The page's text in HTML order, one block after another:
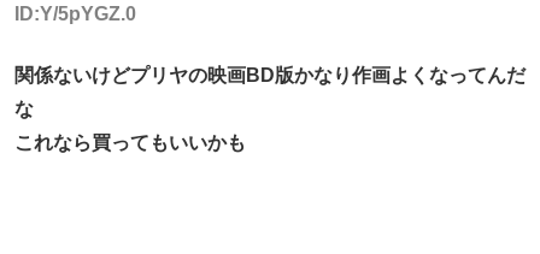
ID:Y/5pYGZ.0
関係ないけどプリヤの映画BD版かなり作画よくなってんだ
な
これなら買ってもいいかも